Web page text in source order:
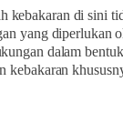
kebakaran di sini
yang diperlukan
dalam
kebakaran